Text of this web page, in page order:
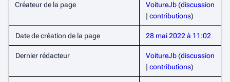
Créateur de la page VoitureJb(discussion
| contributions)
Date de création de la page 28 mai 2022 à 11:02
Dernier rédacteur VoitureJb(discussion
| contributions)